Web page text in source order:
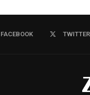
FACEBOOK TWITTER